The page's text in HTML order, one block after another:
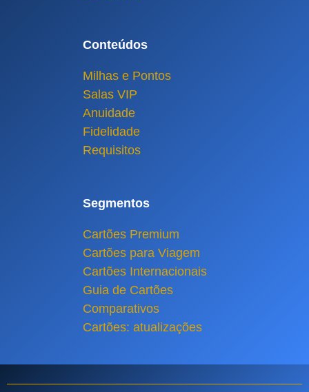
Conteúdos
Milhas e Pontos
Salas VIP
Anuidade
Fidelidade
Requisitos
Segmentos
Cartões Premium
Cartões para Viagem
Cartões Internacionais
Guia de Cartões
Comparativos
Cartões: atualizações